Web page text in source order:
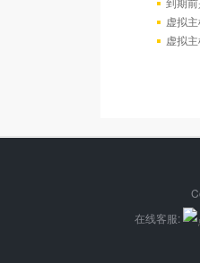
虚拟
虚拟
在线客服: